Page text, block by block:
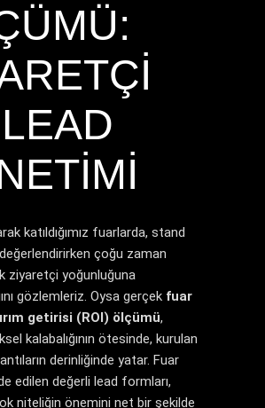
katıldığımız fuarlarda, stand
çoğu zaman
ziyaretçi yoğunluğuna
gözlemleriz. Oysa gerçek fuar
getirisi (ROI) ölçümü,
kalabalığının ötesinde, kurulan
derinliğinde yatar. Fuar
edilen değerli lead formları,
niteliğin önemini net bir şekilde